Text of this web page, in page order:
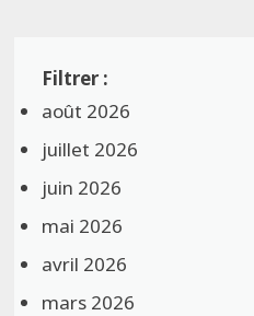
août 2026
juillet 2026
juin 2026
mai 2026
avril 2026
mars 2026